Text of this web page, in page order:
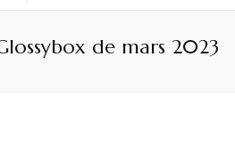
de
beauté
de mars 2023